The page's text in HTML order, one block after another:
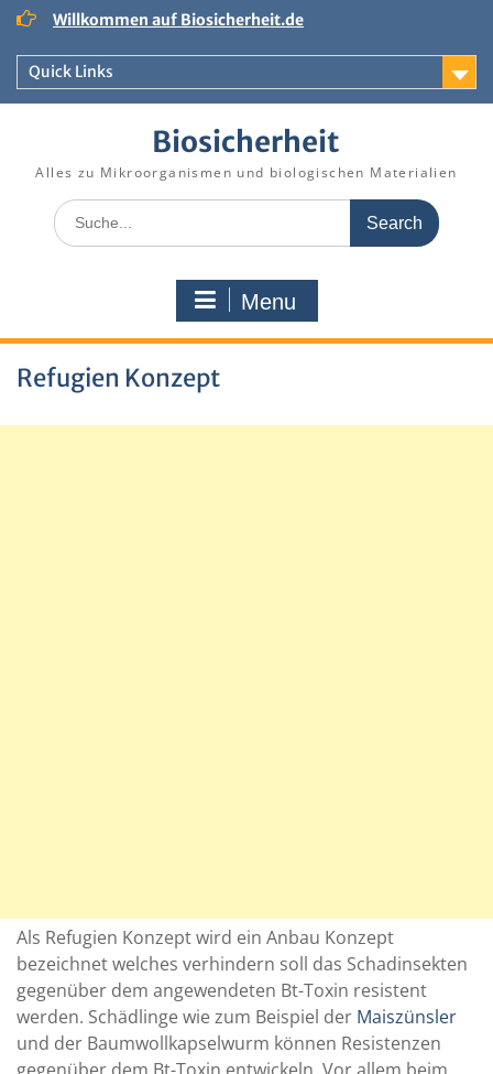
Skip
content
Willkommen auf Biosicherheit.de
Quick Links
Biosicherheit
Alles zu Mikroorganismen und biologischen Materialien
Search
for:
Menu
Refugien Konzept
Als Refugien Konzept wird ein Anbau Konzept
bezeichnet welches verhindern soll das Schadinsekten
gegenüber dem angewendeten Bt-Toxin resistent
werden. Schädlinge wie zum Beispiel der Maiszünsler
und der Baumwollkapselwurm können Resistenzen